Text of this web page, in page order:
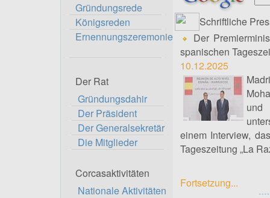
Gründungsrede
Königsreden
Ernennungszeremonie
Der Rat
Gründungsdahir
Der Präsident
Der Generalsekretär
Die Mitglieder
Corcasaktivitäten
Nationale Aktivitäten
Schriftliche
Der
spanischen
10.12.2025
und
einem Interview,
Tageszeitung „La
Fortsetzung...